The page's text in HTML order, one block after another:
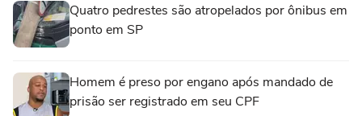
Quatro pedrestes são atropelados por ônibus em
ponto em SP
Homem é preso por engano após mandado de
prisão ser registrado em seu CPF